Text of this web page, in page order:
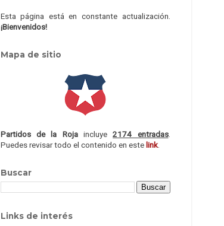
Esta página está en constante actualización.
¡Bienvenidos!
Mapa de sitio
Partidos de la Rojaincluye2174 entradas.
Puedes revisar todo el contenido en estelink.
Buscar
Links de interés